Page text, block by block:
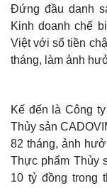
Đứng đầu danh
Kinh doanh chế
Việt với số tiền
tháng, làm ảnh
Kế đến là Công
Thủy sản
82 tháng, ảnh
Thực phẩm Thủy
10 tỷ đồng trong